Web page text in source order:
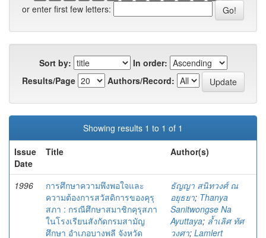
or enter first few letters:
Sort by:
In order:
Results/Page
Authors/Record:
Showing results 1 to 1 of 1
Issue
Date
Title Author(s)
1996
การศึกษาความพึงพอใจและ
ความต้องการสวัสดิการของคุรุ
สภา : กรณีศึกษาสมาชิกคุรุสภา
ในโรงเรียนสังกัดกรมสามัญ
ศึกษา อำเภอบางพลี จังหวัด
ธัญญา สนิทวงศ์ ณ
อยุธยา; Thanya
Sanitwongse Na
Ayuttaya; ล้ำเลิศ ทัศ
วงศา; Lamlert